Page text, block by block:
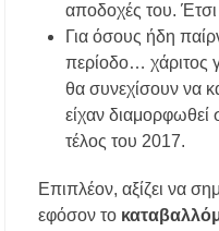
αποδοχές του.
Για όσους ήδη
περίοδο… χάριτος
θα συνεχίσουν να
είχαν διαμορφωθεί
τέλος του 2017.
Επιπλέον, αξίζει να
εφόσον το